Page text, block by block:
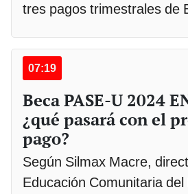
tres pagos trimestrales de
07:19
Beca PASE-U 2024
¿qué pasará con el
pago?
Según Silmax Macre,
Educación Comunitaria